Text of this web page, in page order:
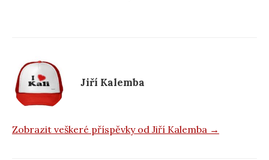
Jiří Kalemba
Zobrazit veškeré příspěvky od Jiří Kalemba →